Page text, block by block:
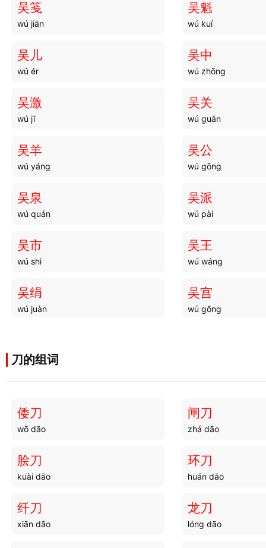
吴笺
wú jiān
吴魁
wú kuí
吴儿
wú ér
吴中
wú zhōng
吴激
wú jī
吴关
wú guān
吴羊
wú yáng
吴公
wú gōng
吴泉
wú quán
吴派
wú pài
吴市
wú shì
吴王
wú wáng
吴绢
wú juàn
吴宫
wú gōng
wú zhào
吴濞 吴粤
吴趋 吴石
吴楚 吴越
刀的组词
倭刀
wō dāo
闸刀
zhá dāo
脍刀
kuài dāo
环刀
huán dāo
纤刀
xiān dāo
龙刀
lóng dāo